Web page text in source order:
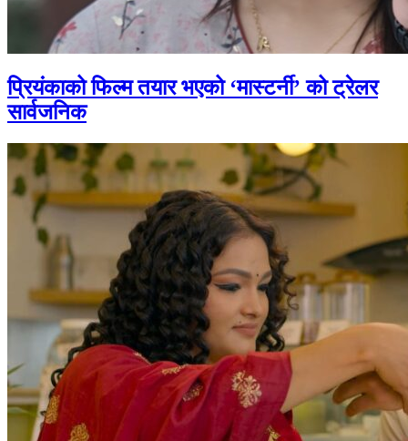
प्रियंकाको फिल्म तयार भएको ‘मास्टर्नी’ को ट्रेलर
सार्वजनिक